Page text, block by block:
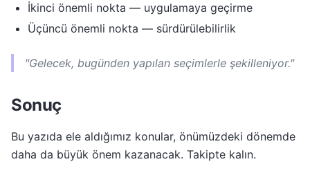
İkinci önemli nokta — uygulamaya geçirme
Üçüncü önemli nokta — sürdürülebilirlik
"Gelecek, bugünden yapılan seçimlerle şekilleniyor."
Sonuç
Bu yazıda ele aldığımız konular, önümüzdeki dönemde
daha da büyük önem kazanacak. Takipte kalın.